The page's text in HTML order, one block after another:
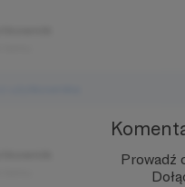
Prowadź